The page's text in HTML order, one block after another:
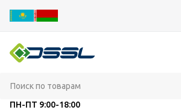
ПН-ПТ 9:00-18:00